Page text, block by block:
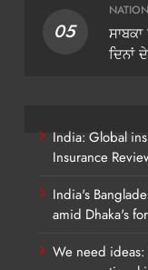
05
ਦਿਨਾਂ
India: Global
Insurance
India's
amid Dhaka's
We need ideas: